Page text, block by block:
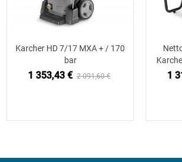
Ajouter au panier
Karcher HD 7/17 MXA + / 170
bar
1 353,43 € 2 091,60 € 1